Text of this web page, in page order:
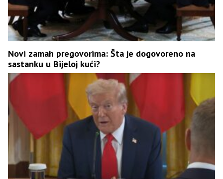
Novi zamah pregovorima: Šta je dogovoreno na
sastanku u Bijeloj kući?